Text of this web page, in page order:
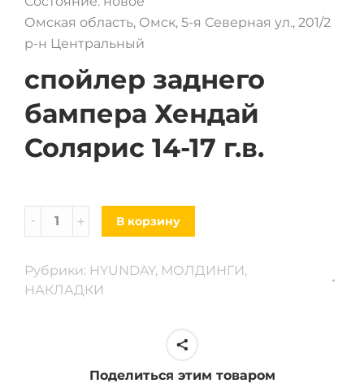
Омская область, Омск, 5-я Северная ул., 201/2
р-н Центральный
спойлер заднего
бампера Хендай
Солярис 14-17 г.в.
Спойлер
заднего
Hyundai
В корзину
Рубрики: HYUNDAY, МОЛДИНГИ,
НАКЛАДКИ
Поделиться этим товаром